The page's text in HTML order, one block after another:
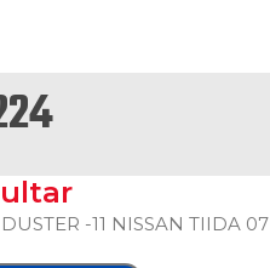
-11 NISSAN TIIDA 07